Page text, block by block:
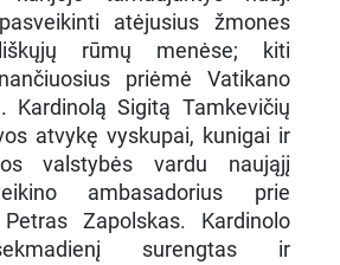
atėjusius žmones
rūmų menėse; kiti
priėmė Vatikano
Kardinolą Sigitą Tamkevičių
atvykę vyskupai, kunigai ir
valstybės vardu naująjį
ambasadorius prie
Zapolskas. Kardinolo
surengtas ir